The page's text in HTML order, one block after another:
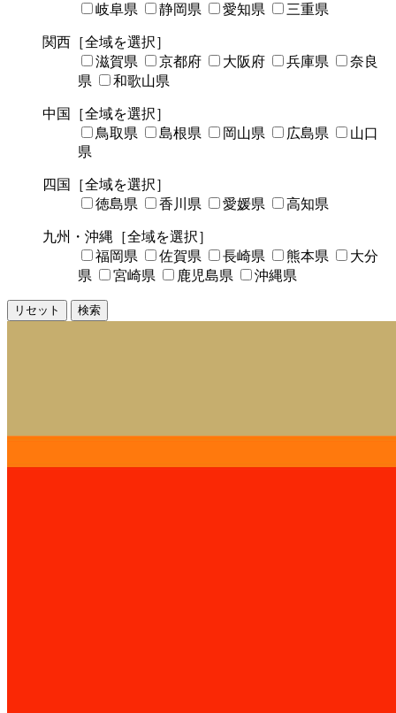
岐阜県
静岡県 愛知県 三重県
関西 ［全域を選択］
滋賀県
京都府 大阪府 兵庫県
奈良
県
和歌山県
中国
［全域を選択］
鳥取県
島根県 岡山県 広島県
山口
県
四国
［全域を選択］
徳島県
香川県 愛媛県 高知県
九州・沖縄 ［全域を選択］
福岡県
佐賀県 長崎県 熊本県
大分
県
宮崎県 鹿児島県 沖縄県
リセット 検索